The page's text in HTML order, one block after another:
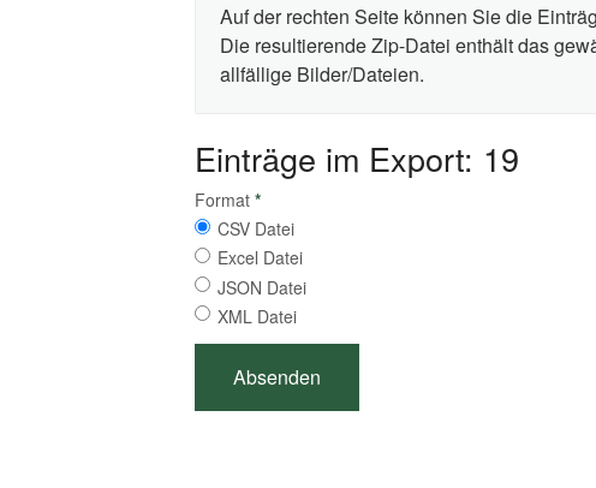
Auf der rechten Seite können Sie die
Die resultierende Zip-Datei enthält das
allfällige Bilder/Dateien.
Einträge im Export: 19
Format *
CSV Datei
Excel Datei
JSON Datei
XML Datei